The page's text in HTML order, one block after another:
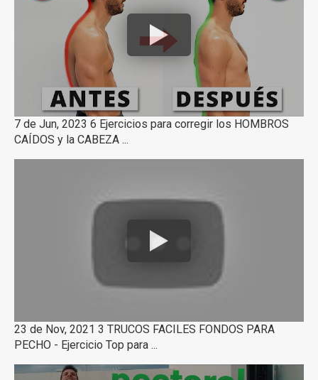
7 de Jun, 2023 6 Ejercicios para corregir los HOMBROS
CAÍDOS y la CABEZA ...
23 de Nov, 2021 3 TRUCOS FACILES FONDOS PARA
PECHO - Ejercicio Top para ...